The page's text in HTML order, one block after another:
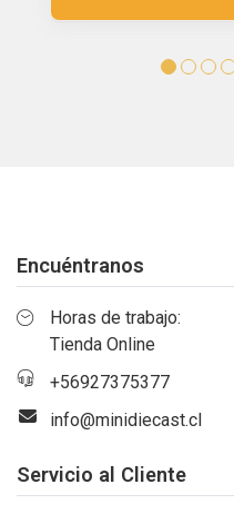
Encuéntranos
Horas de trabajo:
Tienda Online
+56927375377
info@minidiecast.cl
Servicio al Cliente